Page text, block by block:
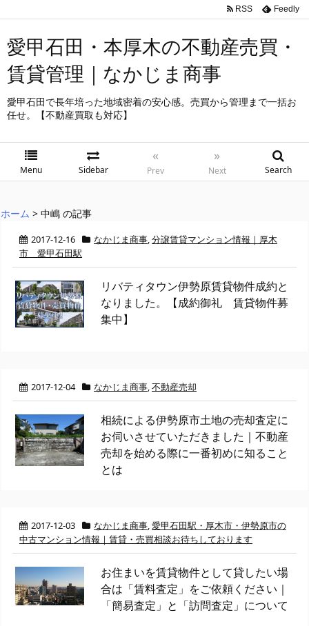
愛甲石田・本厚木の不動産売買・
賃貸管理｜なかじま商事
愛甲石田で長年培った地域密着の安心感。売買から管理まで一括お
任せ。【不動産買取も対応】
Menu Sidebar
«
Prev
»
Next Search
RSS Feedly
ホーム > 中嶋 の記事
2017-12-16 なかじま商事,分譲賃貸マンション情報｜厚木
市 愛甲石田駅
リバティタウン伊勢原賃貸物件成約と
なりました。【成約御礼 賃貸物件募
集中】
2017-12-04 なかじま商事,不動産売却
相続による伊勢原市土地の売却査定に
お伺いさせていただきました｜不動産
売却を始める際に一番初めに知ること
とは
2017-12-03 なかじま商事,愛甲石田駅・厚木市・伊勢原市の
中古マンション情報｜賃貸・売買相談お待ちしております
お住まいを賃貸物件として貸したい場
合は「賃料査定」をご依頼ください｜
「簡易査定」と「訪問査定」について